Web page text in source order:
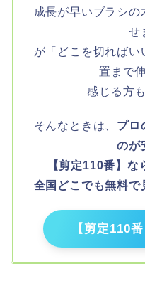
成長が早いブラシ
せ
が「どこを切れば
置まで
感じる方
そんなときは、 プロ
のが
【剪定110番】な
全国どこでも無料で
【剪定110